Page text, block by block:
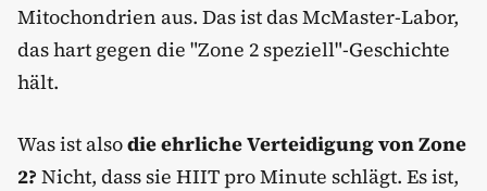
Mitochondrien aus. Das ist das McMaster-Labor,
das hart gegen die "Zone 2 speziell"-Geschichte
hält.
Was ist alsodie ehrliche Verteidigung von Zone
2? Nicht, dass sie HIIT pro Minute schlägt. Es ist,